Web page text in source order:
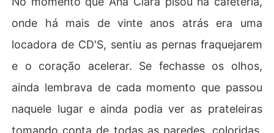
urbador: que ela durma com seu marido.
onde há mais de vinte anos atrás era uma
locadora de CD'S, sentiu as pernas fraquejarem
e o coração acelerar. Se fechasse os olhos,
ainda lembrava de cada momento que passou
naquele lugar e ainda podia ver as prateleiras
tomando conta de todas as paredes, coloridas,